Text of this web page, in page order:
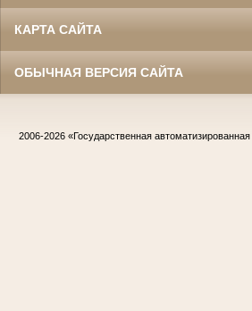
КАРТА САЙТА
ОБЫЧНАЯ ВЕРСИЯ САЙТА
2006-2026 «Государственная